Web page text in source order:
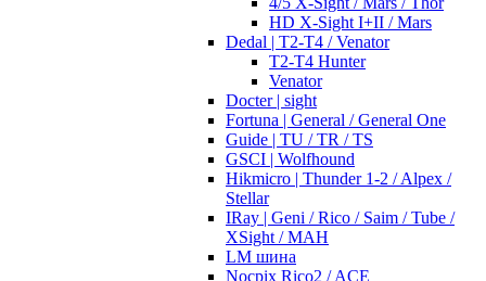
HD X-Sight I+II / Mars
Dedal | T2-T4 / Venator
T2-T4 Hunter
Venator
Docter | sight
Fortuna | General / General One
Guide | TU / TR / TS
GSCI | Wolfhound
Hikmicro | Thunder 1-2 / Alpex /
Stellar
IRay | Geni / Rico / Saim / Tube /
XSight / MAH
LM шина
Nocpix Rico2 / ACE